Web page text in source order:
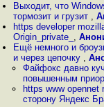
Выходит, что
тормозит и грузит ,
https developer
Origin_private_ ,
Ещё немного и
и через цепочку ,
Файфокс давно
повышенным
https www opennet
сторону Яндекс